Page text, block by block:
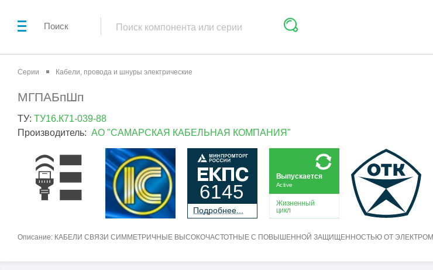
Поиск
Серии Кабели, провода и шнуры электрические
МГПАБпШп
ТУ: ТУ16.К71-039-88
Производитель: АО "САМАРСКАЯ КАБЕЛЬНАЯ КОМПАНИЯ"
Подробнее...
6145
Жизненный
цикл
Active
Выпускается
Описание: КАБЕЛИ СВЯЗИ СИММЕТРИЧНЫЕ ВЫСОКОЧАСТОТНЫЕ С ПОВЫШЕННОЙ ЗАЩИЩЕННОСТЬЮ ОТ ЭЛЕКТРОМ